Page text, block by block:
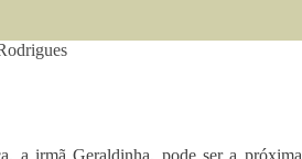
a irmã Geraldinha, pode ser a próxima